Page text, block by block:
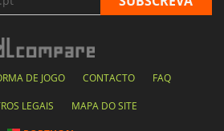
DE JOGO CONTACTO FAQ
LEGAIS MAPA DO SITE